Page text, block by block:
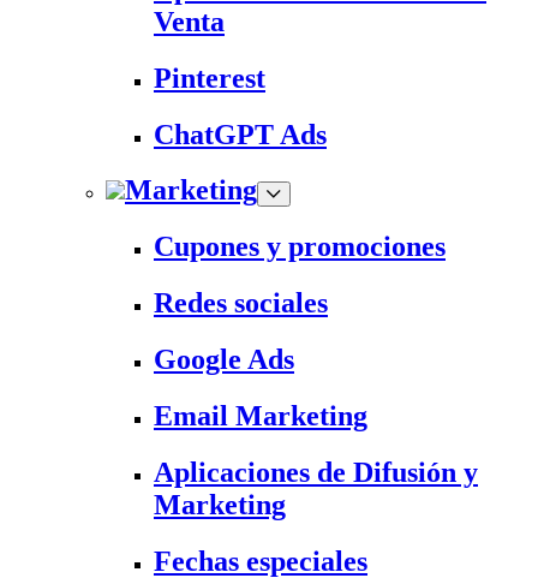
Venta
Pinterest
ChatGPT Ads
Marketing
Cupones y promociones
Redes sociales
Google Ads
Email Marketing
Aplicaciones de Difusión y
Marketing
Fechas especiales